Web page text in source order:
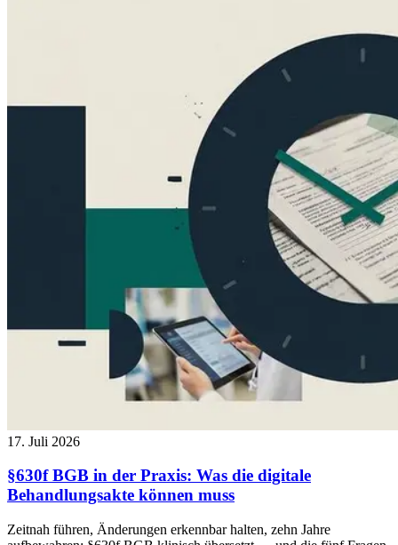
17. Juli 2026
§630f BGB in der Praxis: Was die digitale
Behandlungsakte können muss
Zeitnah führen, Änderungen erkennbar halten, zehn Jahre